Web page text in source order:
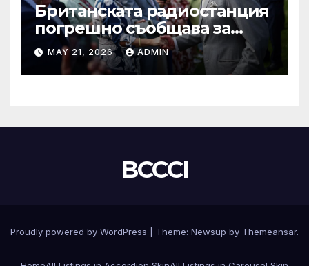
Британската радиостанция
погрешно съобщава за
смъртта на крал Чарлз
MAY 21, 2026 ADMIN
BCCCI
Proudly powered by WordPress Theme: Newsup by Themeansar.